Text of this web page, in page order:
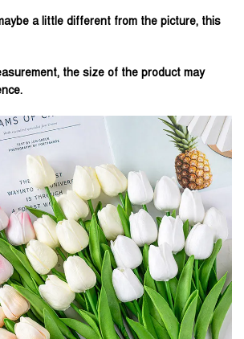
a little different from the picture, this
the size of the product may